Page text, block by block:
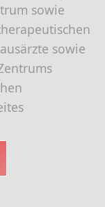
sowie
sowie